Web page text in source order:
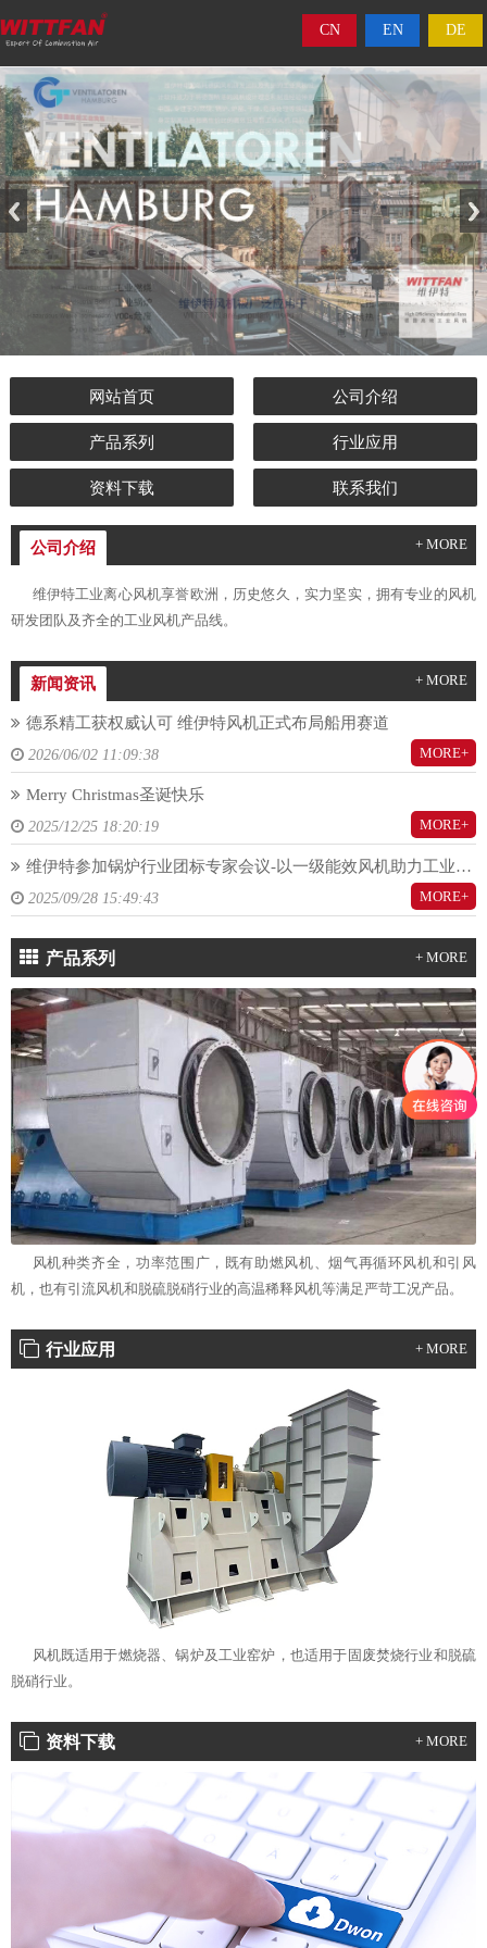
DE
EN
CN
网站首页 公司介绍
产品系列 行业应用
资料下载 联系我们
公司介绍 + MORE
维伊特工业离心风机享誉欧洲，历史悠久，实力坚实，拥有专业的风机
研发团队及齐全的工业风机产品线。
新闻资讯 + MORE
德系精工获权威认可 维伊特风机正式布局船用赛道
2026/06/02 11:09:38 MORE+
Merry Christmas圣诞快乐
2025/12/25 18:20:19 MORE+
维伊特参加锅炉行业团标专家会议-以一级能效风机助力工业锅炉行业节能降耗水平提升
2025/09/28 15:49:43 MORE+
产品系列 + MORE
风机种类齐全，功率范围广，既有助燃风机、烟气再循环风机和引风
机，也有引流风机和脱硫脱硝行业的高温稀释风机等满足严苛工况产品。
行业应用 + MORE
风机既适用于燃烧器、锅炉及工业窑炉，也适用于固废焚烧行业和脱硫
脱硝行业。
资料下载 + MORE